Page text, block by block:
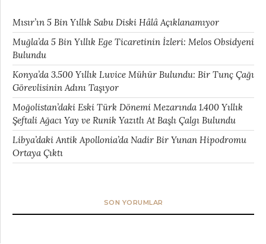
Mısır’ın 5 Bin Yıllık Sabu Diski Hâlâ Açıklanamıyor
Muğla’da 5 Bin Yıllık Ege Ticaretinin İzleri: Melos Obsidyeni
Bulundu
Konya’da 3.500 Yıllık Luvice Mühür Bulundu: Bir Tunç Çağı
Görevlisinin Adını Taşıyor
Moğolistan’daki Eski Türk Dönemi Mezarında 1.400 Yıllık
Şeftali Ağacı Yay ve Runik Yazıtlı At Başlı Çalgı Bulundu
Libya’daki Antik Apollonia’da Nadir Bir Yunan Hipodromu
Ortaya Çıktı
SON YORUMLAR